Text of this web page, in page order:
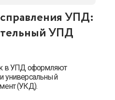
УПД:
УПД
в УПД оформляют
универсальный
(УКД).